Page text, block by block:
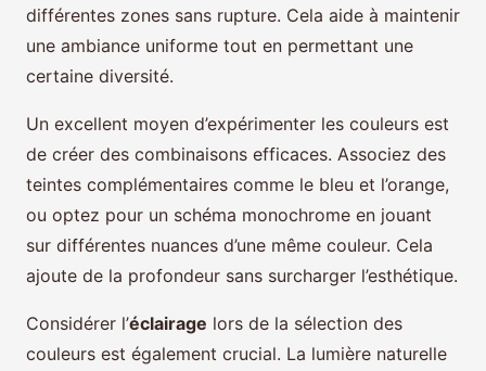
différentes zones sans rupture. Cela aide à maintenir
une ambiance uniforme tout en permettant une
certaine diversité.
Un excellent moyen d’expérimenter les couleurs est
de créer des combinaisons efficaces. Associez des
teintes complémentaires comme le bleu et l’orange,
ou optez pour un schéma monochrome en jouant
sur différentes nuances d’une même couleur. Cela
ajoute de la profondeur sans surcharger l’esthétique.
Considérer l’éclairage lors de la sélection des
couleurs est également crucial. La lumière naturelle